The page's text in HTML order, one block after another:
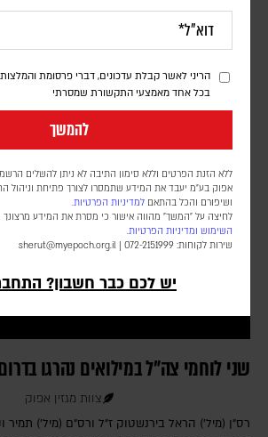
הריני לאשר קבלת עדכונים, דברי פרסומת והמלצות
בכל אחד מאמצעי התקשורת שמסרתי
להמשך
ללא הזנת הפרטים וללא סימון התיבה לא ניתן להשלים
אפוק בע״מ יעבד את המידע שתמסרו לצורך פתיחת וניהול
ושיפורם והכל בהתאם למדיניות הפרטיות.
לחיצה על "המשך" מהווה אישור כי מסרת את המידע
השימוש ומדיניות הפרטיות.
שירות לקוחות: 072-2151999 |
sherut@myepoch.org.il
יש לכם כבר חשבון?
לדברי גורמים צבאיים, ארגון הטרור ממשיך לפעול
האחרונים מגבירים את המתיחות בשיחות בין ישראל
השבוע
שני לוחמי צה"ל במילואים נהרגו
צוות מגזין אפוק
רס"ן (מיל') הראל בירנשטוק ז"ל ורס"ם (מיל') תמיר